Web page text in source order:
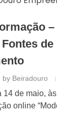
de
by Beiradouro
14 de maio,
online